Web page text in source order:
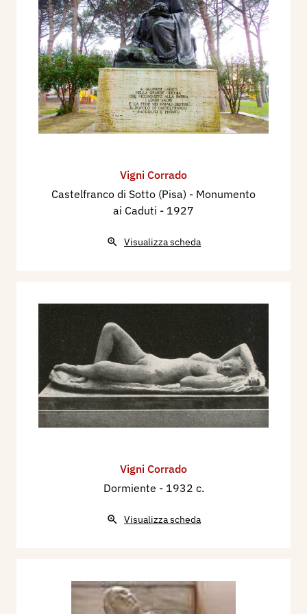
scultura
Tra il 1926 e il 1928, realizza la scultura in
bronzo: Diana giovane, per il Palazzo delle Poste,
Sala delle conferenze, di Palermo.
Nel 1927, esegue le quattro statue: La Sorgente,
La Medicina, L’Igiene, La Salute, per lo
Stabilimento Tettuccio a Montecatini Terme (PT).
Nel 1931, realizza il Leone di san Marco, per il
Palazzo RAS (Riunione Adriatica di Sicurtà), in
Nel 1932 partecipa alla XVIII Esposizione
comunicazioni aeree, Le comunicazioni
elettriche, L’Asia, L’Africa, L’Europa, L’America,
L’Oceania, Le comunicazioni marittime, Le
comunicazioni terrestri, Il fante e Il marinaio
(Monumento ai postelegrafici caduti per la
Patria),. Palazzo delle Poste e telegrafi, di
Ragusa. (inaugurato nel 1938).
nazionale di scultura con l'opera "Donna seduta"
gli viene assegnato un premio di 10mila lire.
Produzione di energia idroelettrica, Produzione di
della Banca Nazionale del Lavoro di Firenze (via
Vigni Corrado
Castelfranco di Sotto (Pisa) - Monumento
ai Caduti - 1927
Visualizza scheda
Vigni Corrado
Dormiente - 1932 c.
Visualizza scheda